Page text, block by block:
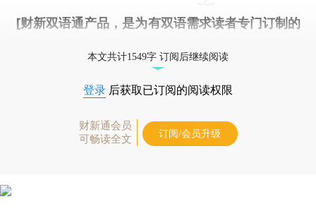
[财新双语通产品，是为有双语需求读者专门订制的
本文共计1549字 订阅后继续阅读
登录 后获取已订阅的阅读权限
财新通会员
可畅读全文
订阅/会员升级